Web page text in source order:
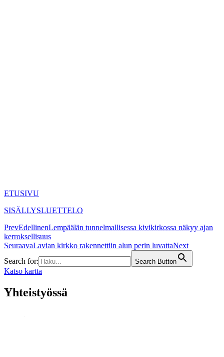
ETUSIVU
SISÄLLYSLUETTELO
PrevEdellinenLempäälän tunnelmallisessa kivikirkossa näkyy ajan
kerroksellisuus
SeuraavaLavian kirkko rakennettiin alun perin luvattaNext
Search for:
Search Button
Katso kartta
Yhteistyössä